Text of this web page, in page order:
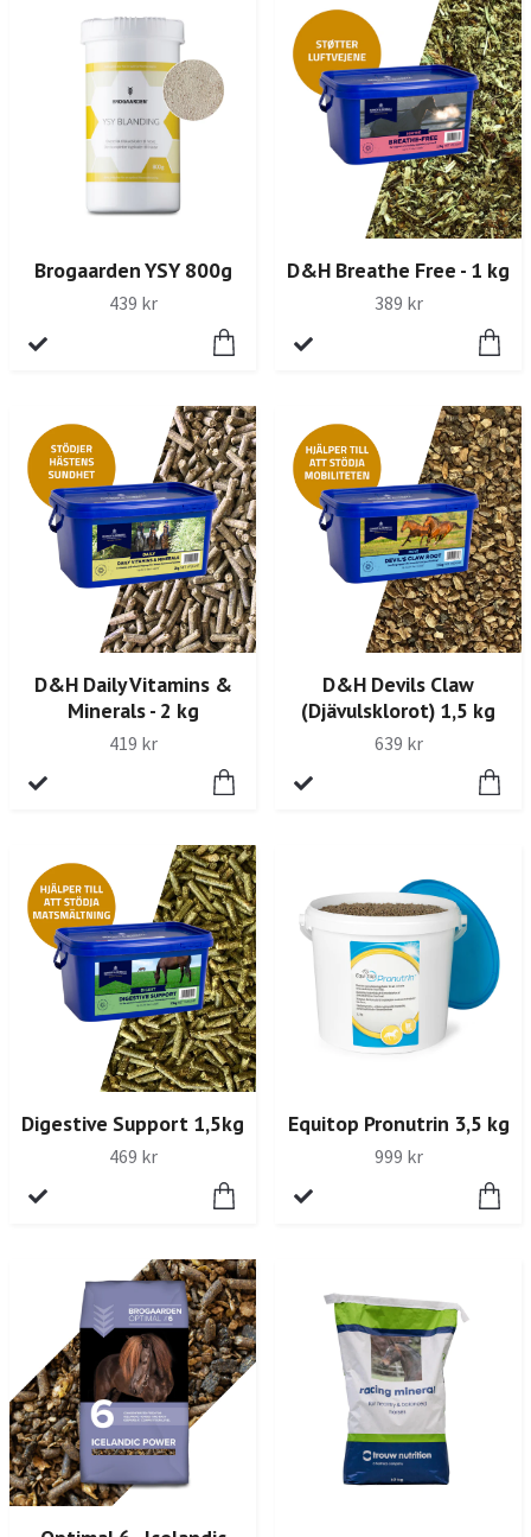
Brogaarden YSY 800g
439 kr
D&H Breathe Free - 1 kg
389 kr
D&H Daily Vitamins &
Minerals - 2 kg
419 kr
D&H Devils Claw
(Djävulsklorot) 1,5 kg
639 kr
Digestive Support 1,5kg
469 kr
Equitop Pronutrin 3,5 kg
999 kr